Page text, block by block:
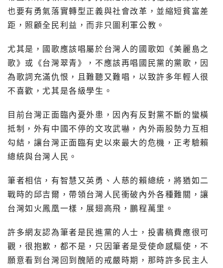
也要有勇氣落實轉型正義與社會改革，並縮短貧富差
距，照顧全民利益，而非只圖利軍公教。
尤其是，國歌應該唱屬於台灣人的國歌如《美麗島之
歌》或《台灣翠青》，不應該再唱國民黨的黨歌，因
為歌詞充滿仇恨，且難聽又難唱，以致許多年輕人很
不喜歡，尤其是各級學生。
目前台灣正面臨內憂外患，因內有反對黨不斷的蠻橫
抵制，外有中國不停的文攻武嚇，內外兩股勢力互相
勾結，讓台灣正面臨有史以來最大的危機，正考驗賴
總統與台灣人民。
筆者相信，有智慧又英勇、人慈的賴總統，將猶如二
戰時的邱吉爾，帶領台灣人民衝破內外各種難關，讓
台灣如火鳳凰一樣，展翅高飛，鵬程萬里。
許多網友認為筆者是民進黨的人士，投書稿費應很可
觀，很抱歉，都不是，只因筆者是受使命感驅使，不
願意看到台灣回到醜陋的戒嚴時期，那時許多民主人